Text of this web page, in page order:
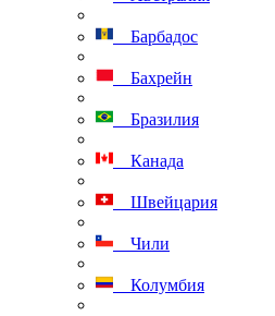
Барбадос
Бахрейн
Бразилия
Канада
Швейцария
Чили
Колумбия